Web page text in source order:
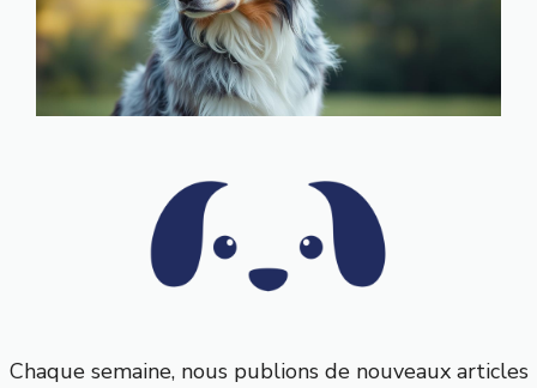
Chaque semaine, nous publions de nouveaux articles